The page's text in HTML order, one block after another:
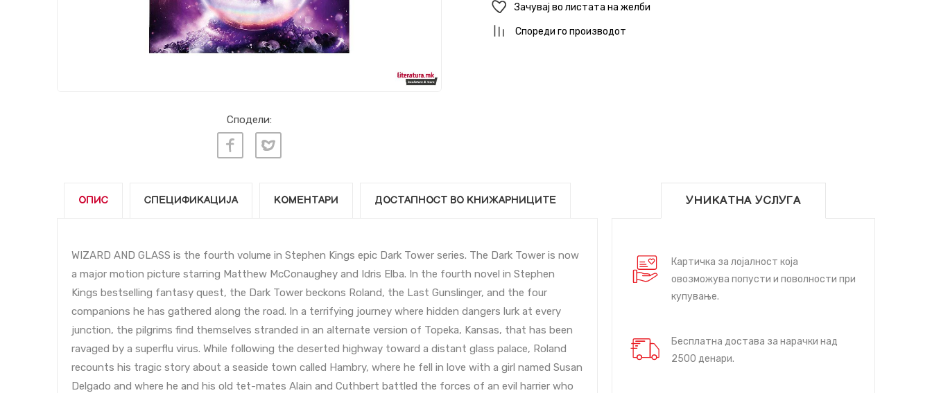
Сподели:
Зачувај во листата на желби
Спореди го производот
ОПИС СПЕЦИФИКАЦИЈА КОМЕНТАРИ ДОСТАПНОСТ ВО КНИЖАРНИЦИТЕ
WIZARD AND GLASS is the fourth volume in Stephen Kings epic Dark Tower series. The Dark Tower is now
a major motion picture starring Matthew McConaughey and Idris Elba. In the fourth novel in Stephen
Kings bestselling fantasy quest, the Dark Tower beckons Roland, the Last Gunslinger, and the four
companions he has gathered along the road. In a terrifying journey where hidden dangers lurk at every
junction, the pilgrims find themselves stranded in an alternate version of Topeka, Kansas, that has been
ravaged by a superflu virus. While following the deserted highway toward a distant glass palace, Roland
recounts his tragic story about a seaside town called Hambry, where he fell in love with a girl named Susan
Delgado and where he and his old tet-mates Alain and Cuthbert battled the forces of an evil harrier who
УНИКАТНА УСЛУГА
Картичка за лојалност која
овозможува попусти и поволности при
купување.
Бесплатна достава за нарачки над
2500 денари.